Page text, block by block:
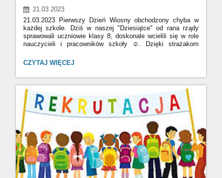
21.03.2023
21.03.2023 Pierwszy Dzień Wiosny obchodzony chyba w
każdej szkole. Dziś w naszej "Dziesiątce" od rana rządy
sprawowali uczniowie klasy 8, doskonale wcielili się w role
nauczycieli i pracowników szkoły ☺️. Dzięki strażakom
również niewielką część ich ciężkiej pracy. A na koniec....
ognisko i pieczenie kiełbasek. Tak oto przywitaliśmy wiosnę
PIERWSZY
WIOSNY
:
CZYTAJ WIĘCEJ